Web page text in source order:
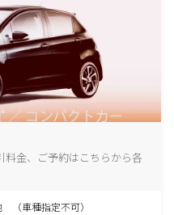
料金、ご予約はこちらから各
車種指定不可）